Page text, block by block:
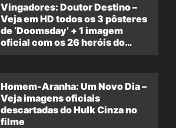
Vingadores: Doutor Destino –
Veja em HD todos os 3 pôsteres
de ‘Doomsday’ + 1 imagem
oficial com os 26 heróis do
Homem-Aranha: Um Novo Dia –
Veja imagens oficiais
descartadas do Hulk Cinza no
filme